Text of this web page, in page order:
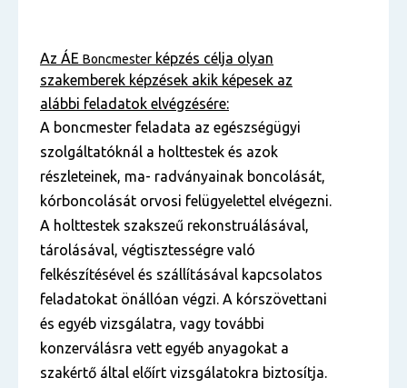
Az ÁE Boncmester képzés célja olyan
szakemberek képzések akik képesek az
alábbi feladatok elvégzésére:
A boncmester feladata az egészségügyi
szolgáltatóknál a holttestek és azok
részleteinek, ma- radványainak boncolását,
kórboncolását orvosi felügyelettel elvégezni.
A holttestek szakszeű rekonstruálásával,
tárolásával, végtisztességre való
felkészítésével és szállításával kapcsolatos
feladatokat önállóan végzi. A kórszövettani
és egyéb vizsgálatra, vagy további
konzerválásra vett egyéb anyagokat a
szakértő által előírt vizsgálatokra biztosítja.